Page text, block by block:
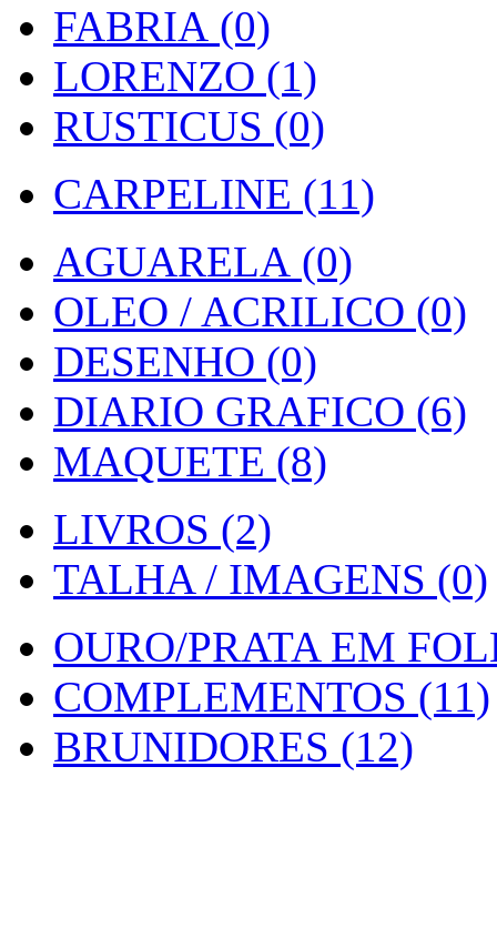
FABRIA (0)
LORENZO (1)
RUSTICUS (0)
CARPELINE (11)
AGUARELA (0)
OLEO / ACRILICO (0)
DESENHO (0)
DIARIO GRAFICO (6)
MAQUETE (8)
LIVROS (2)
TALHA / IMAGENS (0)
OURO/PRATA EM
COMPLEMENTOS (11)
BRUNIDORES (12)